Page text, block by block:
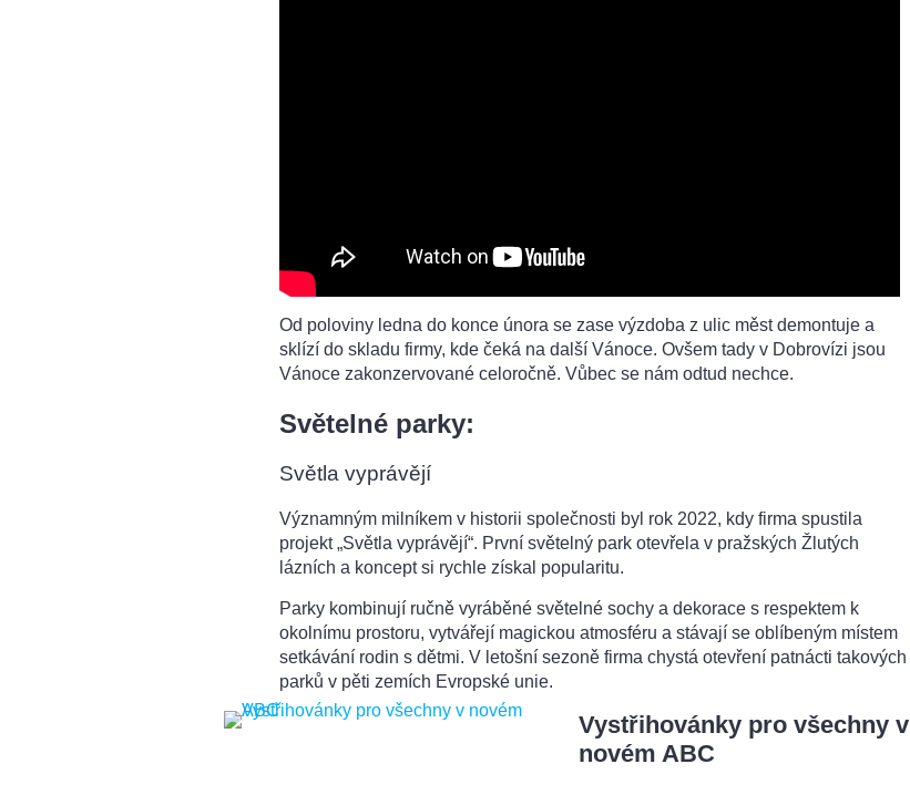
Od poloviny ledna do konce února se zase výzdoba z ulic měst demontuje a
sklízí do skladu firmy, kde čeká na další Vánoce. Ovšem tady v Dobrovízi jsou
Vánoce zakonzervované celoročně. Vůbec se nám odtud nechce.
Světelné parky:
Světla vyprávějí
Významným milníkem v historii společnosti byl rok 2022, kdy firma spustila
projekt „Světla vyprávějí“. První světelný park otevřela v pražských Žlutých
lázních a koncept si rychle získal popularitu.
Parky kombinují ručně vyráběné světelné sochy a dekorace s respektem k
okolnímu prostoru, vytvářejí magickou atmosféru a stávají se oblíbeným místem
setkávání rodin s dětmi. V letošní sezoně firma chystá otevření patnácti takových
parků v pěti zemích Evropské unie.
Vystřihovánky pro všechny v
novém ABC